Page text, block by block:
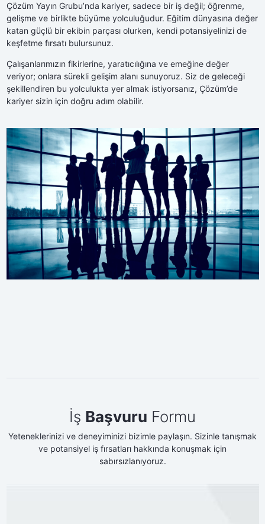
Çözüm Yayın Grubu’nda kariyer, sadece bir iş değil; öğrenme,
gelişme ve birlikte büyüme yolculuğudur. Eğitim dünyasına değer
katan güçlü bir ekibin parçası olurken, kendi potansiyelinizi de
keşfetme fırsatı bulursunuz.
Çalışanlarımızın fikirlerine, yaratıcılığına ve emeğine değer
veriyor; onlara sürekli gelişim alanı sunuyoruz. Siz de geleceği
şekillendiren bu yolculukta yer almak istiyorsanız, Çözüm’de
kariyer sizin için doğru adım olabilir.
İş Başvuru Formu
Yeteneklerinizi ve deneyiminizi bizimle paylaşın. Sizinle tanışmak
ve potansiyel iş fırsatları hakkında konuşmak için
sabırsızlanıyoruz.